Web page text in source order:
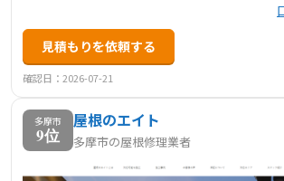
見積もりを依頼する
確認日：2026-07-21
多摩市
9位
屋根のエイト
多摩市の屋根修理業者